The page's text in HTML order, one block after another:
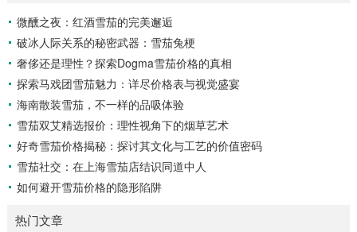
微醺之夜：红酒雪茄的完美邂逅
破冰人际关系的秘密武器：雪茄兔梗
奢侈还是理性？探索Dogma雪茄价格的真相
探索马戏团雪茄魅力：详尽价格表与视觉盛宴
海南散装雪茄，不一样的品吸体验
雪茄双艾精选报价：理性视角下的烟草艺术
好奇雪茄价格揭秘：探讨其文化与工艺的价值密码
雪茄社交：在上海雪茄店结识同道中人
如何避开雪茄价格的隐形陷阱
热门文章